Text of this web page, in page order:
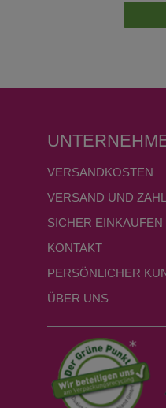
VERSANDKOSTEN
VERSAND UND
SICHER EINKAUFEN
KONTAKT
PERSÖNLICHER
ÜBER UNS